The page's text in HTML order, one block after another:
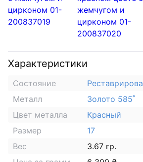
Характеристики
Состояние
Металл
Золото 585˚
Цвет металла
Красный
Размер
17
Вес
3.67 гр.